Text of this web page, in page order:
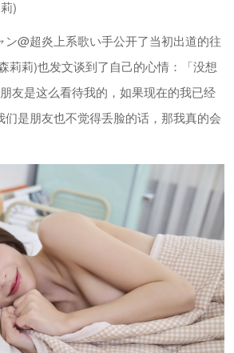
)
ン@超炎上系歌い手公开了当初出道的往
莉莉)也发文谈到了自己的心情：「没想
友是这么看待我的，如果现在的我已经
们是朋友也不觉得丢脸的话，那我真的会